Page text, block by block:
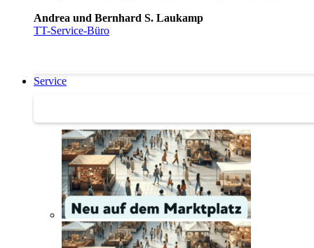
Andrea und Bernhard S. Laukamp
TT-Service-Büro
Service